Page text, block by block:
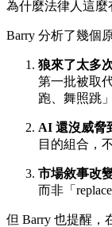
為什麼法律人這麼
Barry 分析了幾個
狼來了太多
第一批被取
跑、舞照跳」
AI 還沒威脅
目的組合，
市場敘事改
而非「
但 Barry 也提醒，